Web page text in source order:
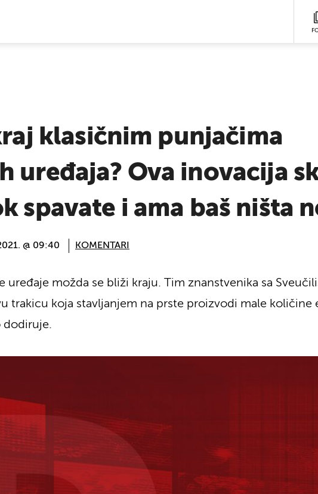
klasičnim punjačima
uređaja? Ova inovacija
spavate i ama baš ništa
@ 09:40 KOMENTARI
uređaje možda se bliži kraju. Tim znanstvenika sa
trakicu koja stavljanjem na prste proizvodi male količine
dodiruje.